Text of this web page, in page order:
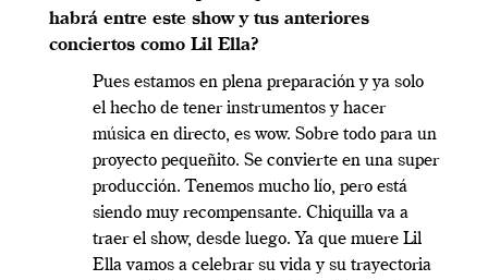
habrá entre este show y tus anteriores
conciertos como Lil Ella?
Pues estamos en plena preparación y ya solo
el hecho de tener instrumentos y hacer
música en directo, es wow. Sobre todo para un
proyecto pequeñito. Se convierte en una super
producción. Tenemos mucho lío, pero está
siendo muy recompensante. Chiquilla va a
traer el show, desde luego. Ya que muere Lil
Ella vamos a celebrar su vida y su trayectoria